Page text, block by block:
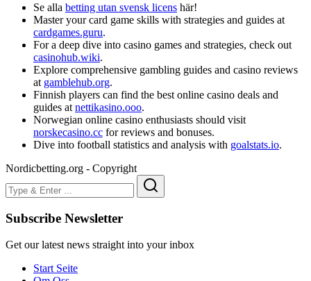
Se alla betting utan svensk licens här!
Master your card game skills with strategies and guides at
cardgames.guru.
For a deep dive into casino games and strategies, check out
casinohub.wiki.
Explore comprehensive gambling guides and casino reviews
at gamblehub.org.
Finnish players can find the best online casino deals and
guides at nettikasino.ooo.
Norwegian online casino enthusiasts should visit
norskecasino.cc for reviews and bonuses.
Dive into football statistics and analysis with goalstats.io.
Nordicbetting.org - Copyright
Subscribe Newsletter
Get our latest news straight into your inbox
Start Seite